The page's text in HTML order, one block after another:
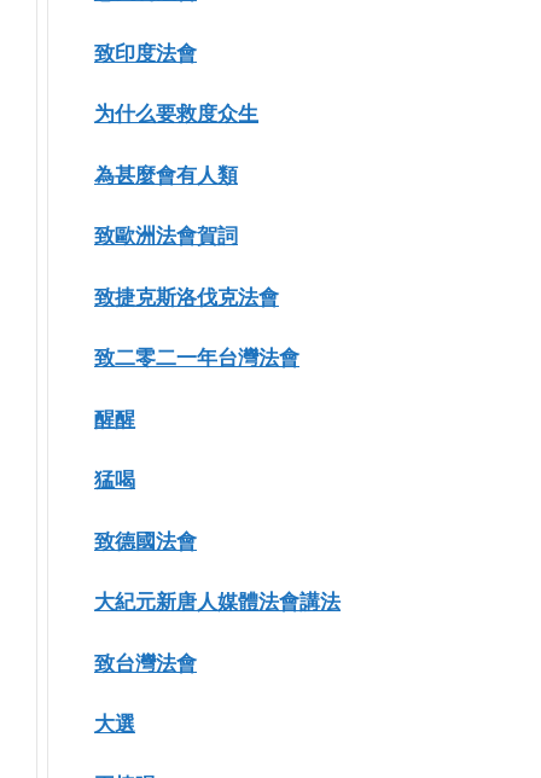
致印度法會
为什么要救度众生
為甚麼會有人類
致歐洲法會賀詞
致捷克斯洛伐克法會
致二零二一年台灣法會
醒醒
猛喝
致德國法會
大紀元新唐人媒體法會講法
致台灣法會
大選